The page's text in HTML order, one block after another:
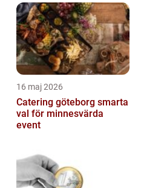
16 maj 2026
Catering göteborg smarta
val för minnesvärda
event